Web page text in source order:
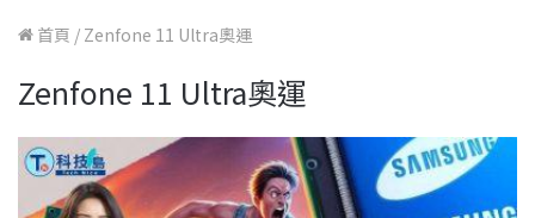
首頁 / Zenfone 11 Ultra奧運
Zenfone 11 Ultra奧運